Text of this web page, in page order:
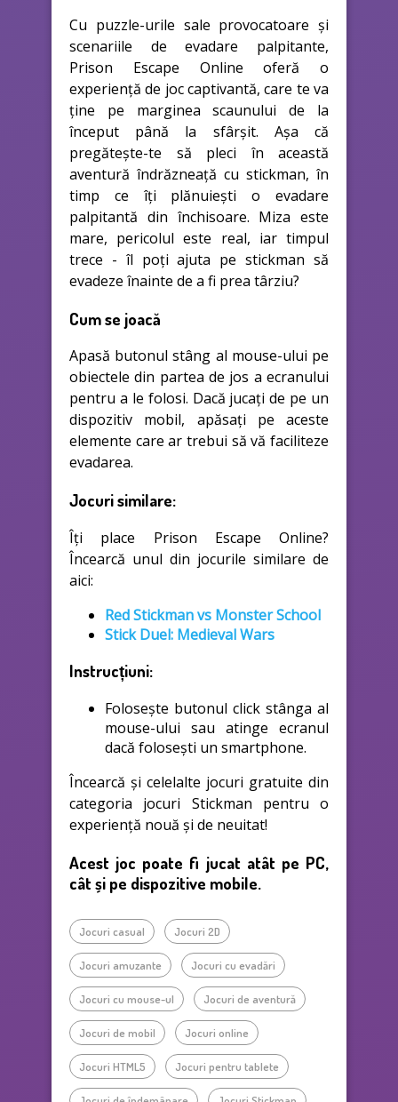
Cu puzzle-urile sale provocatoare și
scenariile de evadare palpitante,
Prison Escape Online oferă o
experiență de joc captivantă, care te va
ține pe marginea scaunului de la
început până la sfârșit. Așa că
pregătește-te să pleci în această
aventură îndrăzneață cu stickman, în
timp ce îți plănuiești o evadare
palpitantă din închisoare. Miza este
mare, pericolul este real, iar timpul
trece - îl poți ajuta pe stickman să
evadeze înainte de a fi prea târziu?
Cum se joacă
Apasă butonul stâng al mouse-ului pe
obiectele din partea de jos a ecranului
pentru a le folosi. Dacă jucați de pe un
dispozitiv mobil, apăsați pe aceste
elemente care ar trebui să vă faciliteze
evadarea.
Jocuri similare:
Îți place Prison Escape Online?
Încearcă unul din jocurile similare de
aici:
Red Stickman vs Monster School
Stick Duel: Medieval Wars
Instrucțiuni:
Folosește butonul click stânga al
mouse-ului sau atinge ecranul
dacă folosești un smartphone.
Încearcă și celelalte jocuri gratuite din
categoria jocuri Stickman pentru o
experiență nouă și de neuitat!
Acest joc poate fi jucat atât pe PC,
cât și pe dispozitive mobile.
Jocuri casual Jocuri 2D
Jocuri amuzante Jocuri cu evadări
Jocuri cu mouse-ul Jocuri de aventură
Jocuri de mobil Jocuri online
Jocuri HTML5 Jocuri pentru tablete